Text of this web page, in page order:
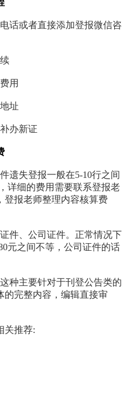
话或者直接添加登报微信咨
用
址
办新证
遗失登报一般在5-10行之间
详细的费用需要联系登报老
登报老师整理内容核算费
件、公司证件。正常情况下
元之间不等，公司证件的话
种主要针对于刊登公告类的
的完整内容，编辑直接审
关推荐: